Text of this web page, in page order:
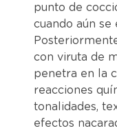
punto de
cuando aún se
con viruta de
penetra en la
reacciones
tonalidades,
efectos